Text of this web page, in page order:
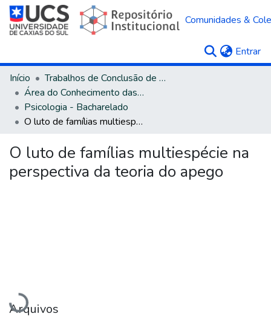
Comunidades &
Entrar
Início
Trabalhos de Conclusão de Curso
Área do Conhecimento das Ciências Humanas
Psicologia - Bacharelado
O luto de famílias multiespécie na perspectiva da teoria do apego
O luto de famílias multiespécie na
perspectiva da teoria do apego
Carregando...
Arquivos